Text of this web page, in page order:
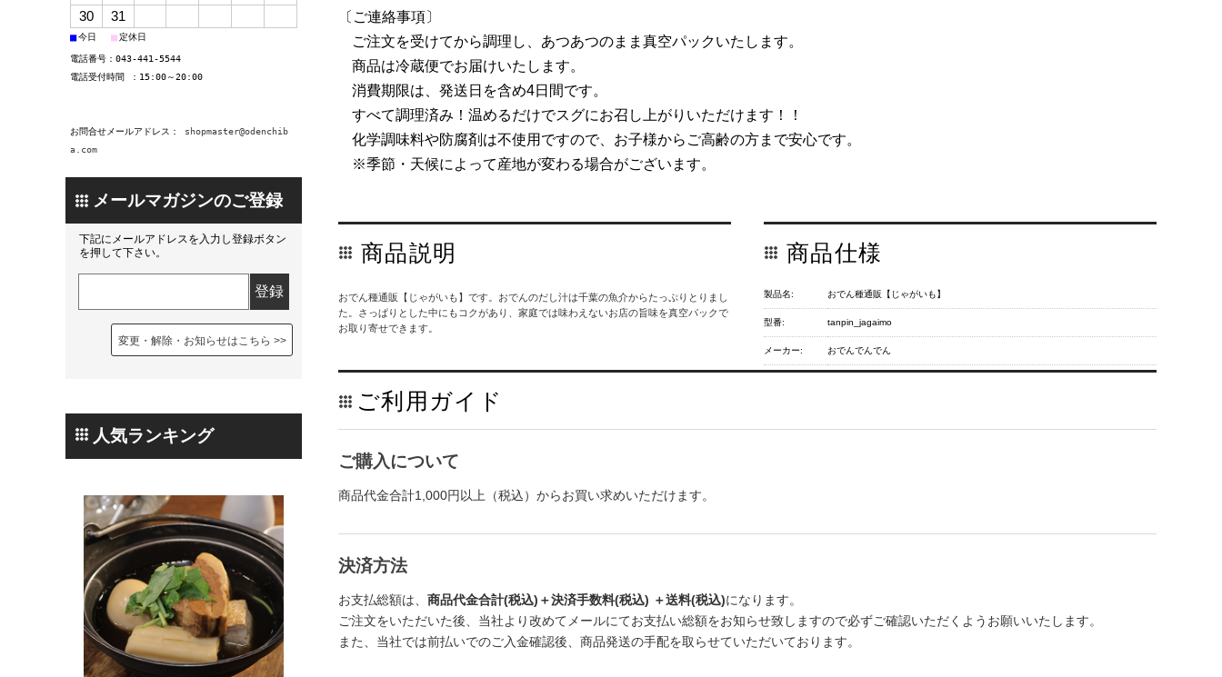
〔ご連絡事項〕
ご注文を受けてから調理し、あつあつのまま真空パックいたします。
商品は冷蔵便でお届けいたします。
消費期限は、発送日を含め4日間です。
すべて調理済み！温めるだけでスグにお召し上がりいただけます！！
化学調味料や防腐剤は不使用ですので、お子様からご高齢の方まで安心です。
※季節・天候によって産地が変わる場合がございます。
商品説明
おでん種通販【じゃがいも】です。おでんのだし汁は千葉の魚介からたっぷりとりまし
た。さっぱりとした中にもコクがあり、家庭では味わえないお店の旨味を真空パックで
お取り寄せできます。
商品仕様
製品名: おでん種通販【じゃがいも】
型番: tanpin_jagaimo
メーカー: おでんでんでん
ご利用ガイド
ご購入について
商品代金合計1,000円以上（税込）からお買い求めいただけます。
決済方法
お支払総額は、 商品代金合計(税込)＋決済手数料(税込) ＋送料(税込)になります。
ご注文をいただいた後、当社より改めてメールにてお支払い総額をお知らせ致しますので必ずご確認いただくようお願いいたします。
また、当社では前払いでのご入金確認後、商品発送の手配を取らせていただいております。
30
31
■今日 ■定休日
電話番号：043-441-5544
電話受付時間 ：15:00～20:00
お問合せメールアドレス： shopmaster@odenchib
a.com
下記にメールアドレスを入力し登録ボタン
を押して下さい。
変更・解除・お知らせはこちら
人気ランキング